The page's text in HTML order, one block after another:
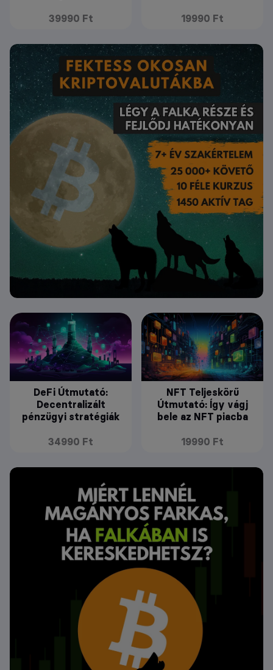
39990 Ft 19990 Ft
DeFi Útmutató:
Decentralizált
pénzügyi stratégiák
34990 Ft
NFT Teljeskörű
Útmutató: Így vágj
bele az NFT piacba
19990 Ft